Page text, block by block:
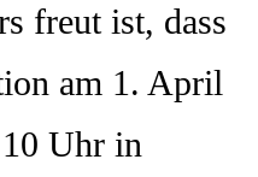
freut ist, dass
am 1. April
Uhr in